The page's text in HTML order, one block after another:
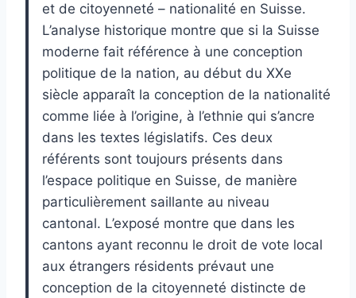
et de citoyenneté – nationalité en Suisse.
L’analyse historique montre que si la Suisse
moderne fait référence à une conception
politique de la nation, au début du XXe
siècle apparaît la conception de la nationalité
comme liée à l’origine, à l’ethnie qui s’ancre
dans les textes législatifs. Ces deux
référents sont toujours présents dans
l’espace politique en Suisse, de manière
particulièrement saillante au niveau
cantonal. L’exposé montre que dans les
cantons ayant reconnu le droit de vote local
aux étrangers résidents prévaut une
conception de la citoyenneté distincte de